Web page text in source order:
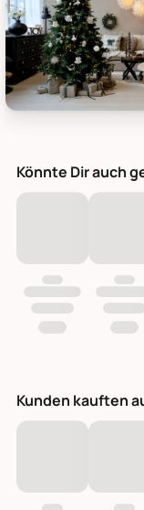
Fleur
Könnte Dir auch
Kunden kauften